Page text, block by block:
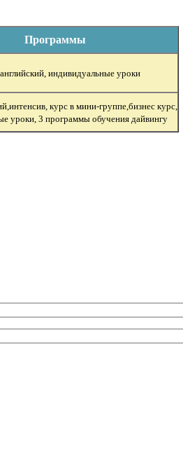
Программы
индивидуальные уроки
курс в мини-группе,бизнес курс,
уроки, 3 программы обучения дайвингу